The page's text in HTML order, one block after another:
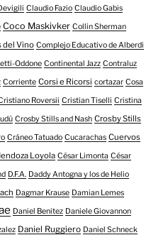
Claudio Fazio Claudio Gabis
Coco Maskivker Collin Sherman
del Vino Complejo Educativo de Alberdi
Oddone Continental Jazz Contraluz
Corriente Corsi e Ricorsi cortazar Cosa
Roversii Cristian Tiselli Cristina
Crosby Stills and Nash Crosby Stills
Cráneo Tatuado Cucarachas Cuervos
Loyola César Limonta César
D.F.A. Daddy Antogna y los de Helio
Dagmar Krause Damian Lemes
Daniel Benitez Daniele Giovannon
Daniel Ruggiero Daniel Schneck